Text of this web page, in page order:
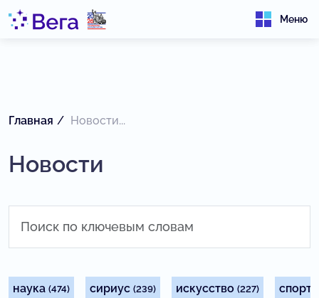
Меню
Главная Новости...
Новости
наука (474) сириус (239) искусство (227) спорт